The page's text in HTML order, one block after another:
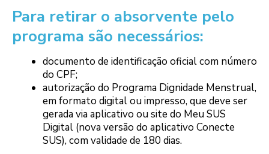
Para retirar o absorvente pelo
programa são necessários:
documento de identificação oficial com número
do CPF;
autorização do Programa Dignidade Menstrual,
em formato digital ou impresso, que deve ser
gerada via aplicativo ou site do Meu SUS
Digital (nova versão do aplicativo Conecte
SUS), com validade de 180 dias.